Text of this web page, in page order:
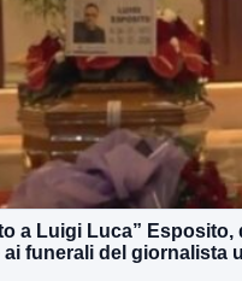
a Luigi Luca” Esposito,
funerali del giornalista